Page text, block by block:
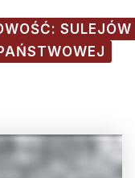
SULEJÓW